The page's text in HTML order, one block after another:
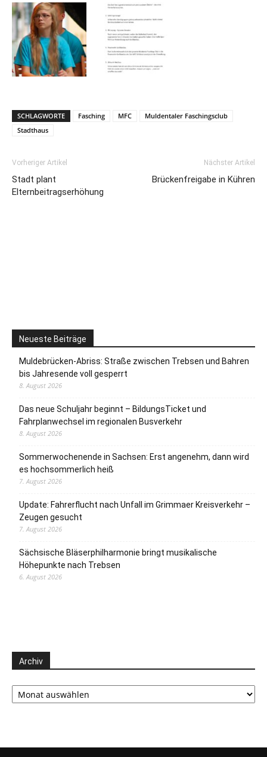
SCHLAGWORTE Fasching MFC
Muldentaler Faschingsclub
Stadthaus
Vorheriger Artikel
Stadt plant
Elternbeitragserhöhung
Nächster Artikel
Brückenfreigabe in Kühren
Neueste Beiträge
Muldebrücken-Abriss: Straße zwischen Trebsen und Bahren
bis Jahresende voll gesperrt
8. August 2026
Das neue Schuljahr beginnt – BildungsTicket und
Fahrplanwechsel im regionalen Busverkehr
8. August 2026
Sommerwochenende in Sachsen: Erst angenehm, dann wird
es hochsommerlich heiß
7. August 2026
Update: Fahrerflucht nach Unfall im Grimmaer Kreisverkehr –
Zeugen gesucht
7. August 2026
Sächsische Bläserphilharmonie bringt musikalische
Höhepunkte nach Trebsen
6. August 2026
Archiv
Archiv